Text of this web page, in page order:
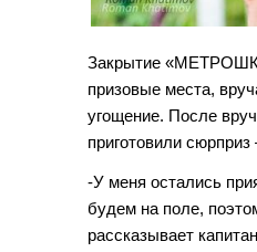
Закрытие
призовые места,
угощение. После
приготовили
-У меня остались
будем на поле,
рассказывает